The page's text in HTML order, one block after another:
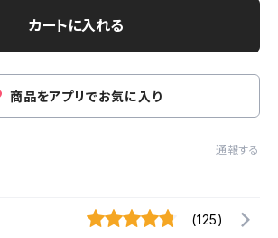
カートに入れる
商品をアプリでお気に入り
通報する
(125)